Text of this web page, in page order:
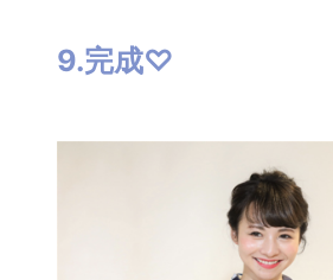
9.完成♡